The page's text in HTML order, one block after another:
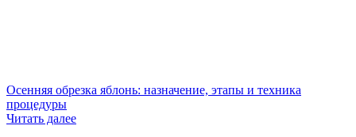
Осенняя обрезка яблонь: назначение, этапы и техника
процедуры
Читать далее